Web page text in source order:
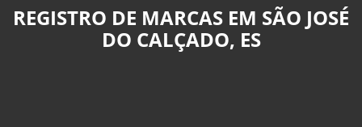
REGISTRO DE MARCAS EM SÃO JOSÉ
DO CALÇADO, ES